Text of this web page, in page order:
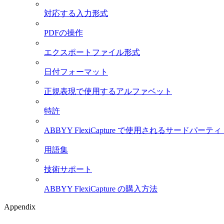
対応する入力形式
PDFの操作
エクスポートファイル形式
日付フォーマット
正規表現で使用するアルファベット
特許
ABBYY FlexiCapture で使用されるサードパーテ
用語集
技術サポート
ABBYY FlexiCapture の購入方法
Appendix